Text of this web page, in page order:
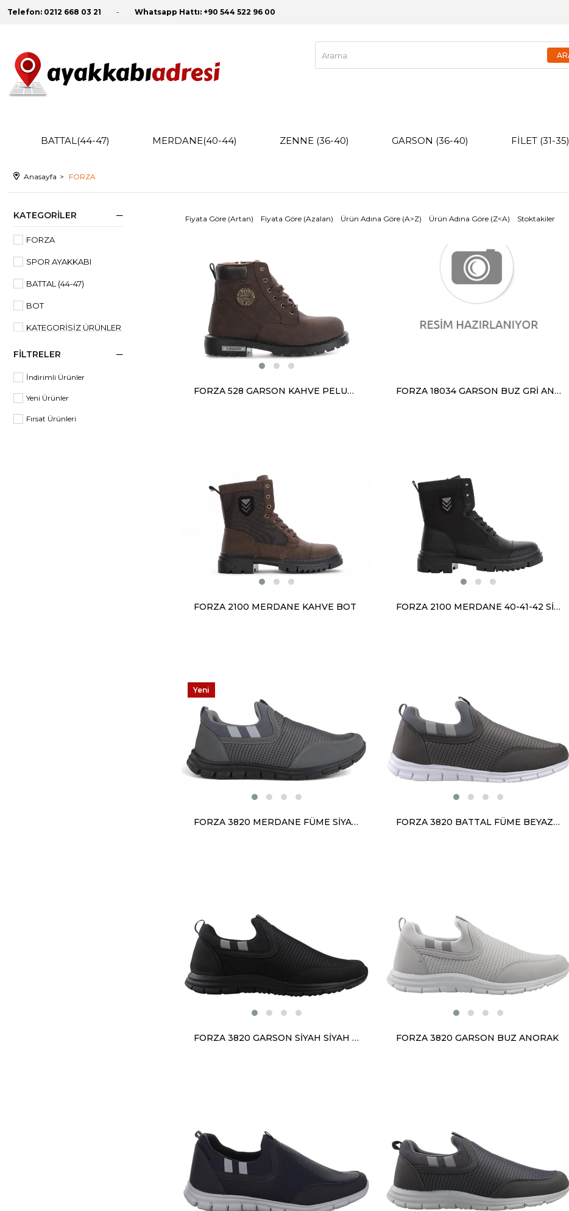
Telefon: 0212 668 03 21 Whatsapp Hattı: +90 544 522 96 00
BATTAL(44-47) MERDANE(40-44) ZENNE (36-40) GARSON (36-40) FİLET (31-35)
Anasayfa FORZA
KATEGORILER
FORZA
SPOR AYAKKABI
BATTAL (44-47)
BOT
KATEGORISIZ ÜRÜNLER
SPOR AYAKKABI
SPOR AYAKKABI
SPOR AYAKKABI
FILTRELER
İndirimli Ürünler
Yeni Ürünler
Fırsat Ürünleri
Fiyata Göre (Artan) Fiyata Göre (Azalan) Ürün Adına Göre (A>Z) Ürün Adına Göre (Z<A) Stoktakiler
FORZA 528 GARSON KAHVE PELUŞ BOT FORZA 18034 GARSON BUZ GRİ ANORAK
FORZA 2100 MERDANE KAHVE BOT FORZA 2100 MERDANE 40-41-42 SİYAH BOT
FORZA 3820 MERDANE FÜME SİYAH ANORAK
Yeni
Ürün
FORZA 3820 BATTAL FÜME BEYAZ ANORAK
FORZA 3820 GARSON SİYAH SİYAH ANORAK FORZA 3820 GARSON BUZ ANORAK